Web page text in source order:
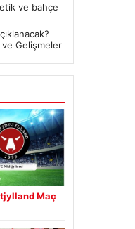
ve bahçe
ve Gelişmeler
Maç